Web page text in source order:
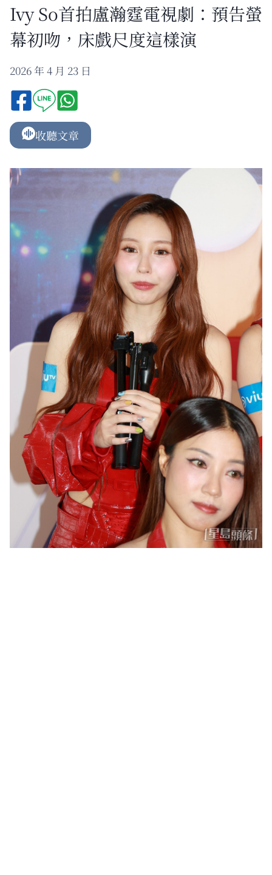
Ivy So首拍盧瀚霆電視劇：預告螢
幕初吻，床戲尺度這樣演
2026 年 4 月 23 日
收聽文章